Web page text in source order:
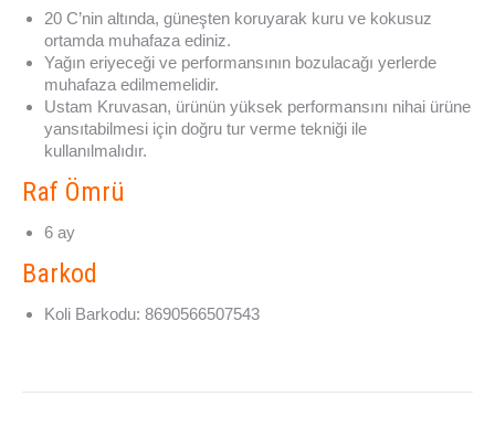
20 C’nin altında, güneşten koruyarak kuru ve kokusuz
ortamda muhafaza ediniz.
Yağın eriyeceği ve performansının bozulacağı yerlerde
muhafaza edilmemelidir.
Ustam Kruvasan, ürünün yüksek performansını nihai ürüne
yansıtabilmesi için doğru tur verme tekniği ile
kullanılmalıdır.
Raf Ömrü
6 ay
Barkod
Koli Barkodu: 8690566507543